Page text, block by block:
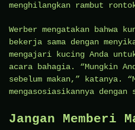
menghilangkan rambut
Werber mengatakan bahwa
bekerja sama dengan
mengajari kucing Anda
acara bahagia. “Mungkin
sebelum makan,” katanya.
mengasosiasikannya
Jangan Memberi